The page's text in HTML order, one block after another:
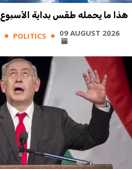
هذا ما يحمله طقس بداية الأسبوع
POLITICS 09 AUGUST 2026